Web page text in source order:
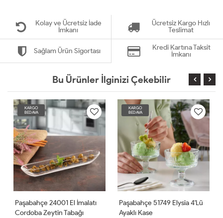
Kolay ve Ücretsiz İade
İmkanı
Ücretsiz Kargo Hızlı
Teslimat
Sağlam Ürün Sigortası
Kredi Kartına Taksit
İmkanı
Bu Ürünler İlginizi Çekebilir
KARGO
BEDAVA
Paşabahçe 24001 El İmalatı
Cordoba Zeytin Tabağı
KARGO
BEDAVA
Paşabahçe 51749 Elysia 4'lü
Ayaklı Kase